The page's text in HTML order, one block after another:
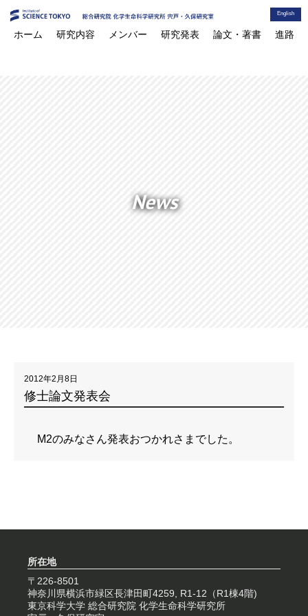
English
ホーム 研究内容 メンバー 研究発表 論文・著書 進路
News
2012年2月8日
修士論文発表会
M2のみなさん発表おつかれさまでした。
所在地
〒226-8501
神奈川県横浜市緑区長津田町4259, R1-12（R1棟4階)
東京科学大学 総合研究院 化学生命科学研究所